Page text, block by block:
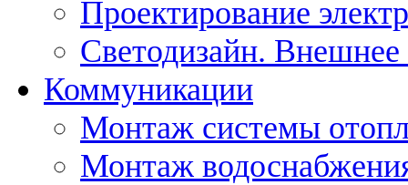
Проектирование
Светодизайн.
Коммуникации
Монтаж системы
Монтаж